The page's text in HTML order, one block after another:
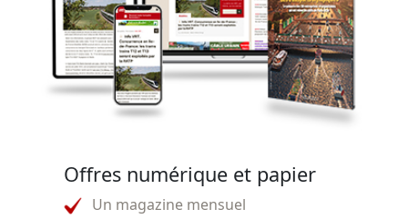
Offres numérique et papier
Un magazine mensuel